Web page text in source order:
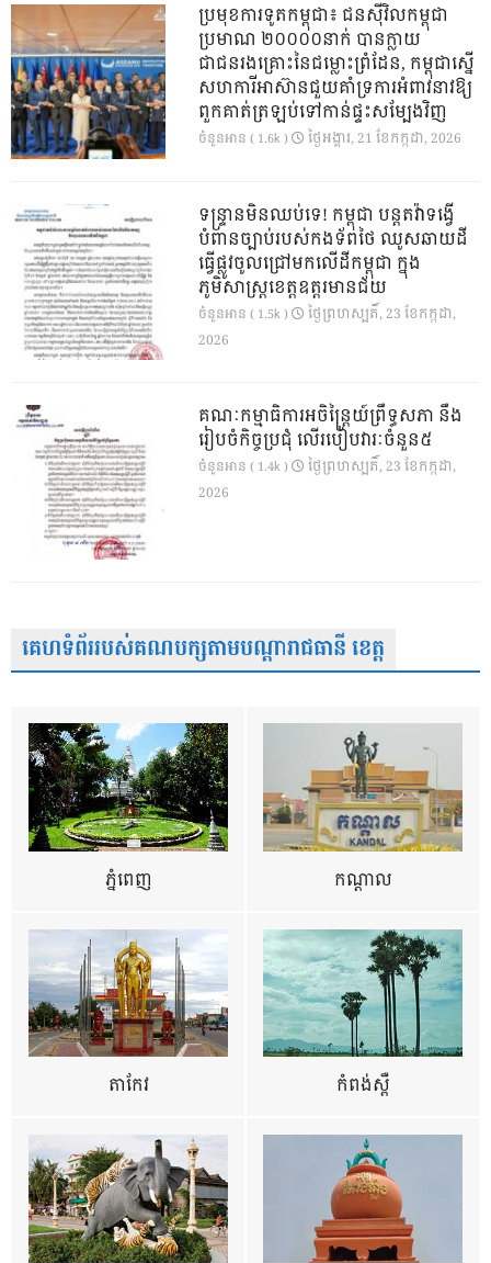
ប្រមុខការទូតកម្ពុជា៖ ជនស៊ីវិលកម្ពុជា
ប្រមាណ ២០០០០នាក់ បានក្លាយ
ជាជនរងគ្រោះនៃជម្លោះព្រំដែន, កម្ពុជាស្នើ
សហការីអាស៊ានជួយគាំទ្រការអំពាវនាវឱ្យ
ពួកគាត់ត្រឡប់ទៅកាន់ផ្ទះសម្បែងវិញ
ចំនួនអាន ( 1.6k ) ថ្ងៃ​អង្គារ, 21 ខែ​កក្កដា, 2026
ទន្ទ្រានមិនឈប់ទេ! កម្ពុជា បន្តតវ៉ាទង្វើ
បំពានច្បាប់របស់កងទ័ពថៃ ឈូសឆាយដី
ធ្វើផ្លូវចូលជ្រៅមកលើដីកម្ពុជា ក្នុង
ភូមិសាស្ត្រខេត្តឧត្តរមានជ័យ
ចំនួនអាន ( 1.5k )
ថ្ងៃ​ព្រហស្បតិ៍, 23 ខែ​កក្កដា,
2026
គណៈកម្មាធិការអចិន្ត្រៃយ៍ព្រឹទ្ធសភា នឹង
រៀបចំកិច្ចប្រជុំ លើរបៀបវារៈចំនួន៥
ចំនួនអាន ( 1.4k )
ថ្ងៃ​ព្រហស្បតិ៍, 23 ខែ​កក្កដា,
2026
គេហទំព័ររបស់គណបក្សតាមបណ្តារាជធានី ខេត្ត
ភ្នំពេញ កណ្តាល
តាកែវ កំពង់ស្ពឺ